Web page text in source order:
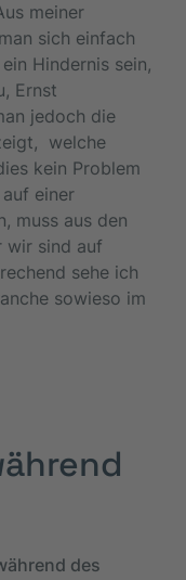
meiner
sich einfach
Hindernis sein,
Ernst
jedoch die
welche
kein Problem
auf einer
muss aus den
wir sind auf
sehe ich
sowieso im
des